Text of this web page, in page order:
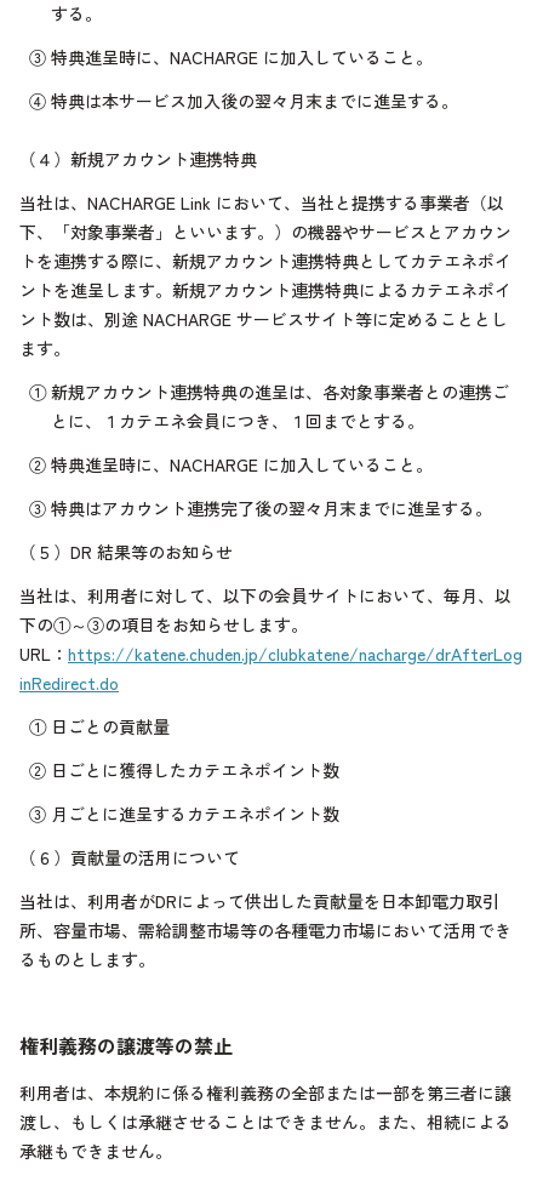
する。
③ 特典進呈時に、NACHARGE に加入していること。
④ 特典は本サービス加入後の翌々月末までに進呈する。
（４） 新規アカウント連携特典
当社は、NACHARGE Link において、当社と提携する事業者（以
下、「対象事業者」といいます。）の機器やサービスとアカウン
トを連携する際に、新規アカウント連携特典としてカテエネポイ
ントを進呈します。新規アカウント連携特典によるカテエネポイ
ント数は、別途 NACHARGE サービスサイト等に定めることとし
ます。
① 新規アカウント連携特典の進呈は、各対象事業者との連携ご
とに、１カテエネ会員につき、１回までとする。
② 特典進呈時に、NACHARGE に加入していること。
③ 特典はアカウント連携完了後の翌々月末までに進呈する。
（５） DR 結果等のお知らせ
当社は、利用者に対して、以下の会員サイトにおいて、毎月、以
下の①～③の項目をお知らせします。
URL： https://katene.chuden.jp/clubkatene/nacharge/drAfterLog
inRedirect.do
① 日ごとの貢献量
② 日ごとに獲得したカテエネポイント数
③ 月ごとに進呈するカテエネポイント数
（６） 貢献量の活用について
当社は、利用者がDRによって供出した貢献量を日本卸電力取引
所、容量市場、需給調整市場等の各種電力市場において活用でき
るものとします。
権利義務の譲渡等の禁止
利用者は、本規約に係る権利義務の全部または一部を第三者に譲
渡し、もしくは承継させることはできません。また、相続による
承継もできません。